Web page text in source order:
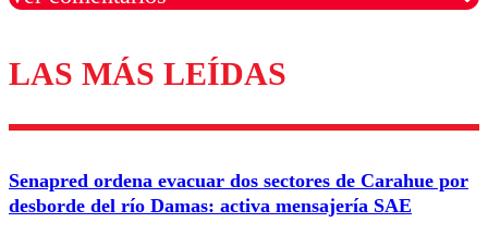
Los comentarios son moderados para garantizar un
diálogo respetuoso.
Nombre
Correo
LAS MÁS LEÍDAS
Senapred ordena evacuar dos sectores de Carahue por
desborde del río Damas: activa mensajería SAE